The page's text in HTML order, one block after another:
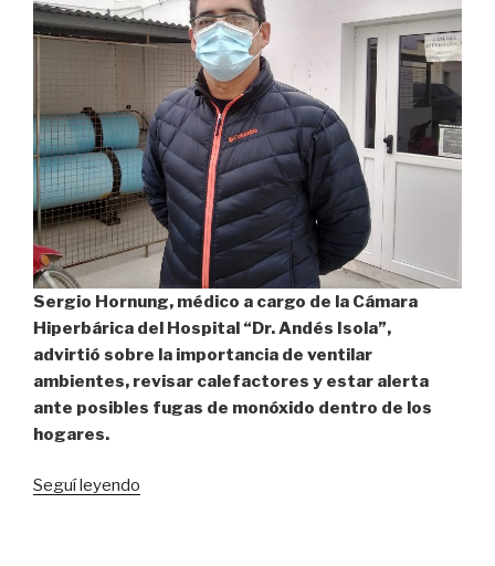
Sergio Hornung, médico a cargo de la Cámara
Hiperbárica del Hospital “Dr. Andés Isola”,
advirtió sobre la importancia de ventilar
ambientes, revisar calefactores y estar alerta
ante posibles fugas de monóxido dentro de los
hogares.
Seguí leyendo